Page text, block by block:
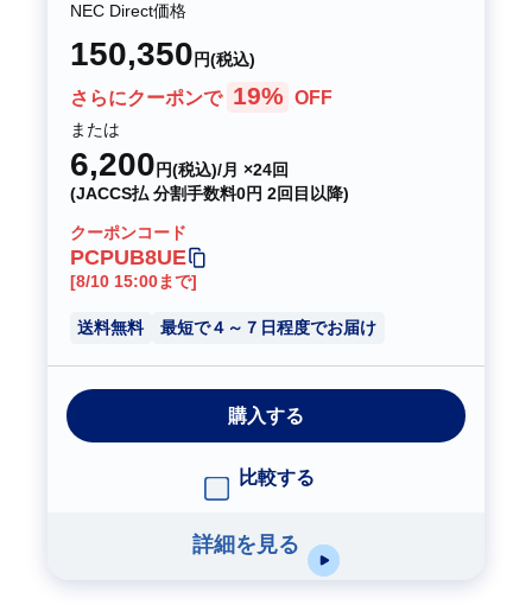
NEC Direct価格
150,350 円(税込)
さらにクーポンで 19% OFF
または
6,200 円(税込)/月 ×24回
(JACCS払 分割手数料0円 2回目以降)
クーポンコード
PCPUB8UE
[8/10 15:00まで]
送料無料 最短で４～７日程度でお届け
購入する
比較する
詳細を見る